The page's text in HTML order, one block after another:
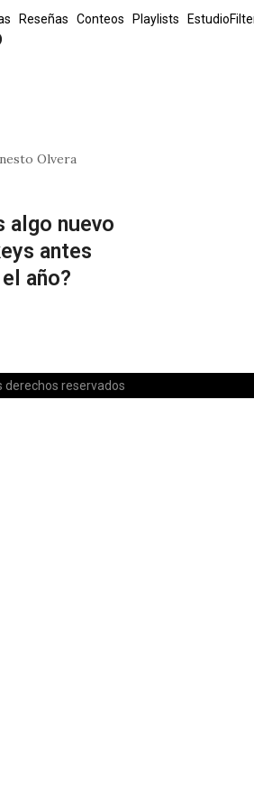
Reseñas Conteos Playlists
Olvera
algo nuevo
antes
año?
derechos reservados